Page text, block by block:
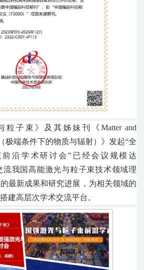
粒子束》及其姊妹刊《 Matter and
极端条件下的物质与辐射）》发起“全
沿学术研讨会”已经会议规模达
流我国高能激光与粒子束技术领域理
最新成果和研究进展，为相关领域的
建高层次学术交流平台。